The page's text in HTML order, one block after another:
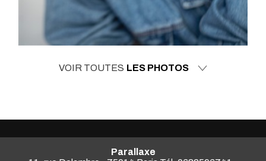
VOIR TOUTES LES PHOTOS
Parallaxe